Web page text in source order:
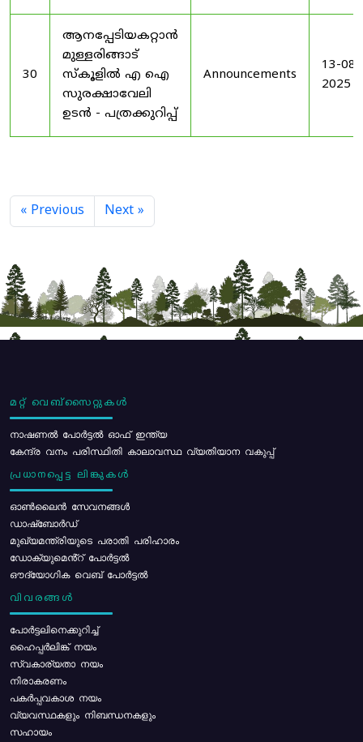
30
ആനപ്പേടിയകറ്റാൻ
മുള്ളരിങ്ങാട്
സ്കൂളിൽ എ ഐ
സുരക്ഷാവേലി
ഉടൻ - പത്രക്കുറിപ്പ്
Announcements
13-08-
2025
« Previous Next »
മറ്റ് വെബ്സൈറ്റുകൾ
നാഷണൽ പോർട്ടൽ ഓഫ് ഇന്ത്യ
കേന്ദ്ര വനം പരിസ്ഥിതി കാലാവസ്ഥ വ്യതിയാന വകുപ്പ്
പ്രധാനപ്പെട്ട ലിങ്കുകൾ
ഓൺലൈൻ സേവനങ്ങൾ
ഡാഷ്ബോർഡ്
മുഖ്യമന്ത്രിയുടെ പരാതി പരിഹാരം
ഡോക്യുമെൻ്റ് പോർട്ടൽ
ഔദ്യോഗിക വെബ് പോർട്ടൽ
വിവരങ്ങൾ
പോര്‍ട്ടലിനെക്കുറിച്ച്
ഹൈപ്പർലിങ്ക് നയം
സ്വകാര്യതാ നയം
നിരാകരണം
പകർപ്പവകാശ നയം
വ്യവസ്ഥകളും നിബന്ധനകളും
സഹായം